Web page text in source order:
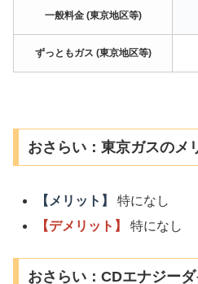
一般料金 (東京地区等)
ずっともガス (東京地区等)
おさらい：東京ガスのメ
【メリット】
特になし
【デメリット】
特になし
おさらい：CDエナジー